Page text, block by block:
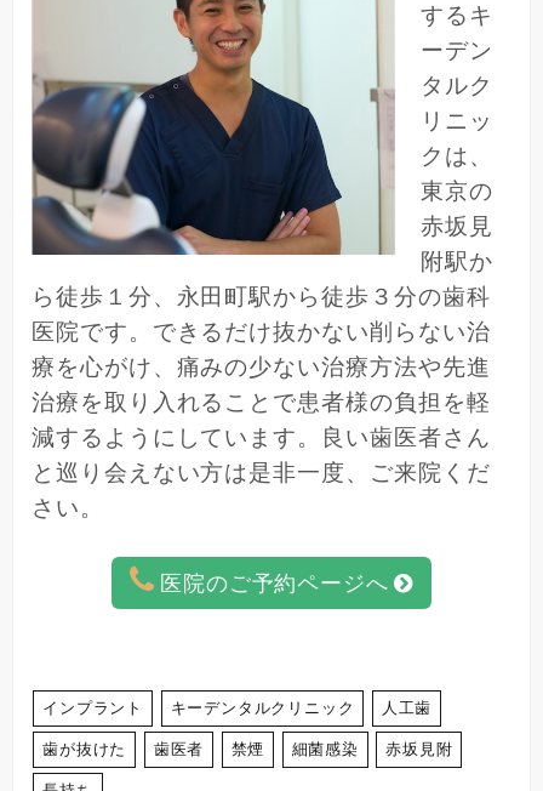
するキ
ーデン
タルク
リニッ
クは、
東京の
赤坂見
附駅か
ら徒歩１分、永田町駅から徒歩３分の歯科
医院です。できるだけ抜かない削らない治
療を心がけ、痛みの少ない治療方法や先進
治療を取り入れることで患者様の負担を軽
減するようにしています。良い歯医者さん
と巡り会えない方は是非一度、ご来院くだ
さい。
医院のご予約ページへ
インプラント キーデンタルクリニック 人工歯
歯が抜けた 歯医者 禁煙 細菌感染 赤坂見附